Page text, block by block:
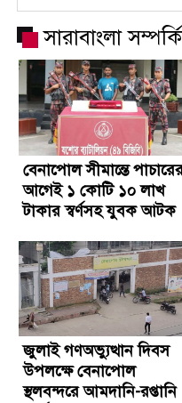
সারাবাংলা
বেনাপোল সীমান্তে
আগেই ১ কোটি ১০ লাখ
টাকার স্বর্ণসহ যুবক আটক
জুলাই গণঅভ্যুত্থান দিবস
উপলক্ষে বেনাপোল
স্থলবন্দরে আমদানি-রপ্তানি